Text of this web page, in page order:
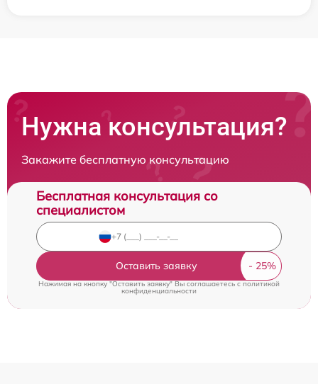
Нужна консультация?
Закажите бесплатную консультацию
Бесплатная консультация со
специалистом
Оставить заявку
Нажимая на кнопку "Оставить заявку" Вы соглашаетесь cполитикой
конфиденциальности